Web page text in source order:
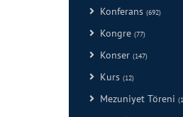
Konferans (692)
Kongre (77)
Konser (147)
Kurs (12)
Mezuniyet Töreni